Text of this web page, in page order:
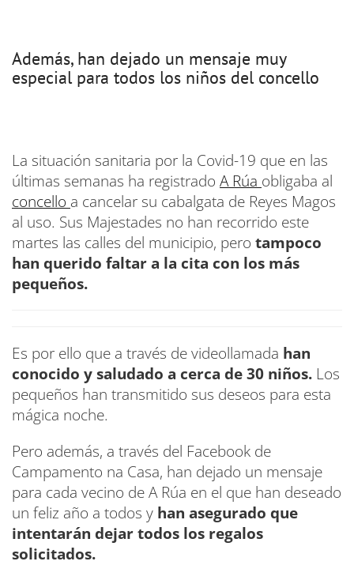
Además, han dejado un mensaje muy
especial para todos los niños del concello
La situación sanitaria por la Covid-19 que en las
últimas semanas ha registrado A Rúa obligaba al
concello a cancelar su cabalgata de Reyes Magos
al uso. Sus Majestades no han recorrido este
martes las calles del municipio, pero tampoco
han querido faltar a la cita con los más
pequeños.
Es por ello que a través de videollamada han
conocido y saludado a cerca de 30 niños. Los
pequeños han transmitido sus deseos para esta
mágica noche.
Pero además, a través del Facebook de
Campamento na Casa, han dejado un mensaje
para cada vecino de A Rúa en el que han deseado
un feliz año a todos y han asegurado que
intentarán dejar todos los regalos
solicitados.